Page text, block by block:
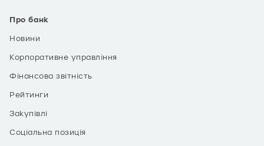
Про банк
Новини
Корпоративне управління
Фінансова звітність
Рейтинги
Закупівлі
Соціальна позиція